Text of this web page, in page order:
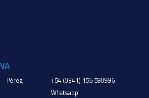
- Pérez,
+54 (0341) 156 590996
Whatsapp